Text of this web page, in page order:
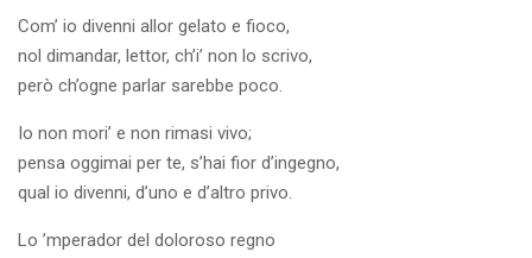
Com’ io divenni allor gelato e fioco,
nol dimandar, lettor, ch’i’ non lo scrivo,
però ch’ogne parlar sarebbe poco.
Io non mori’ e non rimasi vivo;
pensa oggimai per te, s’hai fior d’ingegno,
qual io divenni, d’uno e d’altro privo.
Lo ’mperador del doloroso regno